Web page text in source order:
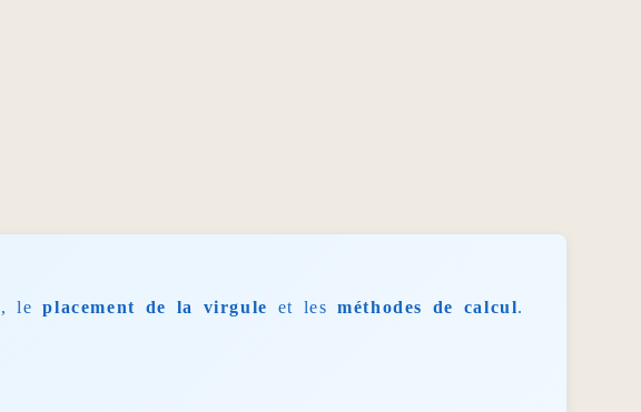
, leplacement de la virgule et lesméthodes de calcul.